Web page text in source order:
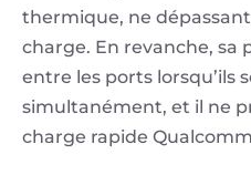
thermique, ne dépassant
charge. En revanche, sa
entre les ports lorsqu’ils
simultanément, et il ne
charge rapide